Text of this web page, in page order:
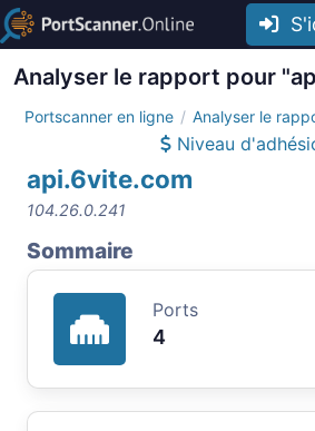
Analyser le rapport pour
Portscanner en ligne Analyser le
Niveau
api.6vite.com
104.26.0.241
Sommaire
Ports
4